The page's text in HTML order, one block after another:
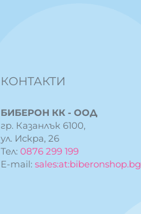
КОНТАКТИ
БИБЕРОН КК - ООД
гр. Казанлък 6100,
ул. Искра, 26
Тел:0876 299 199
E-mail:sales:at:biberonshop.bg